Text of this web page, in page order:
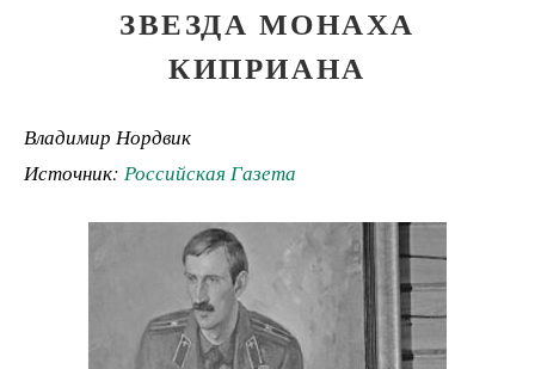
ЗВЕЗДА МОНАХА
КИПРИАНА
Владимир Нордвик
Источник: Российская Газета